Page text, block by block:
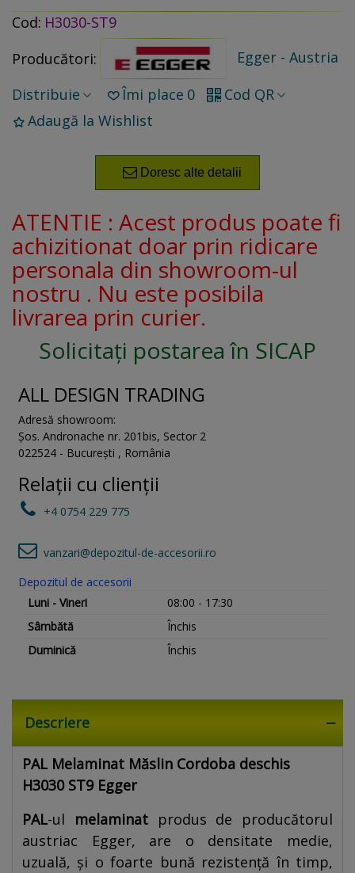
Cod: H3030-ST9
Producători:
Egger - Austria
Distribuie
Îmi place 0
Cod QR
Adaugă la Wishlist
Doresc alte detalii
ATENTIE : Acest produs poate fi
achizitionat doar prin ridicare
personala din showroom-ul
nostru . Nu este posibila
livrarea prin curier.
Solicitați postarea în SICAP
ALL DESIGN TRADING
Adresă showroom:
Șos. Andronache nr. 201bis, Sector 2
022524 - București , România
Relații cu clienții
+4 0754 229 775
vanzari@depozitul-de-accesorii.ro
Depozitul de accesorii
Luni - Vineri
08:00 - 17:30
Sâmbătă
Închis
Duminică
Închis
Descriere
PAL Melaminat Măslin Cordoba deschis
H3030 ST9 Egger
PAL-ul melaminatprodus de producătorul
austriac Egger, are o densitate medie,
uzuală, și o foarte bună rezistență în timp,